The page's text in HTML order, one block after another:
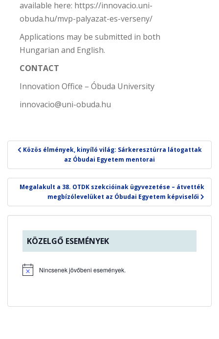
available here: https://innovacio.uni-
obuda.hu/mvp-palyazat-es-verseny/
Applications may be submitted in both
Hungarian and English.
CONTACT
Innovation Office – Óbuda University
innovacio@uni-obuda.hu
Bejegyzés
Közös élmények, kinyíló világ: Sárkeresztúrra látogattak
az Óbudai Egyetem mentorai
Megalakult a 38. OTDK szekcióinak ügyvezetése – átvették
megbízólevelüket az Óbudai Egyetem képviselői
KÖZELGŐ ESEMÉNYEK
Nincsenek jövőbeni események.